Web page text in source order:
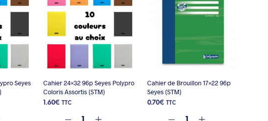
Seyes
Cahier 24×32 96p Seyes Polypro
Coloris Assortis (STM)
1.60€ TTC
Cahier de Brouillon 17×22 96p
Seyes (STM)
0.70€ TTC